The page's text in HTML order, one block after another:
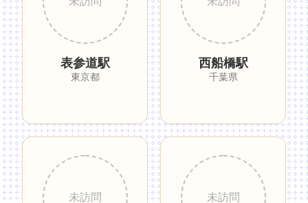
表参道駅
東京都
西船橋駅
千葉県